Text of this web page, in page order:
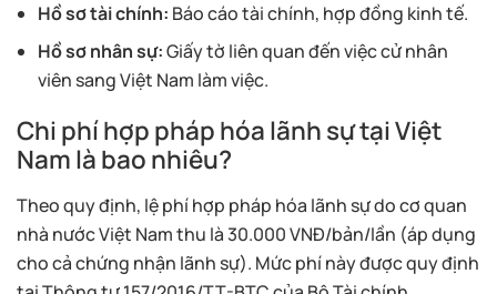
Hồ sơ tài chính: Báo cáo tài chính, hợp đồng kinh tế.
Hồ sơ nhân sự:Giấy tờ liên quan đến việc cử nhân
viên sang Việt Nam làm việc.
Chi phí hợp pháp hóa lãnh sự tại Việt
Nam là bao nhiêu?
Theo quy định, lệ phí hợp pháp hóa lãnh sự do cơ quan
nhà nước Việt Nam thu là 30.000 VNĐ/bản/lần (áp dụng
cho cả chứng nhận lãnh sự). Mức phí này được quy định